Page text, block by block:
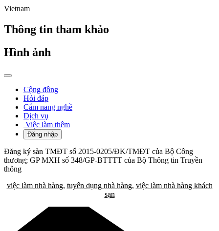
Vietnam
Thông tin tham khảo
Hình ảnh
Cộng đồng
Hỏi đáp
Cẩm nang nghề
Dịch vụ
Việc làm thêm
Đăng nhập
Đăng ký sàn TMĐT số 2015-0205/ĐK/TMĐT của Bộ Công
thương; GP MXH số 348/GP-BTTTT của Bộ Thông tin Truyền
thông
việc làm nhà hàng, tuyển dụng nhà hàng, việc làm nhà hàng khách
sạn